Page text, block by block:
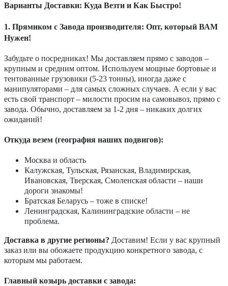
Варианты Доставки: Куда Везти и Как Быстро!
1. Прямиком с Завода производителя: Опт, который ВАМ
Нужен!
Забудьте о посредниках! Мы доставляем прямо с заводов –
крупным и средним оптом. Используем мощные бортовые и
тентованные грузовики (5-23 тонны), иногда даже с
манипуляторами – для самых сложных случаев. А если у вас
есть свой транспорт – милости просим на самовывоз, прямо с
завода. Обычно, доставляем за 1-2 дня – никаких долгих
ожиданий!
Откуда везем (география наших подвигов):
Москва и область
Калужская, Тульская, Рязанская, Владимирская,
Ивановская, Тверская, Смоленская области – наши
дороги знакомы!
Братская Беларусь – тоже в списке!
Ленинградская, Калининградские области – не
проблема.
Доставка в другие регионы? Доставим! Если у вас крупный
заказ или вы обожаете продукцию конкретного завода, с
которым мы работаем.
Главный козырь доставки с завода: